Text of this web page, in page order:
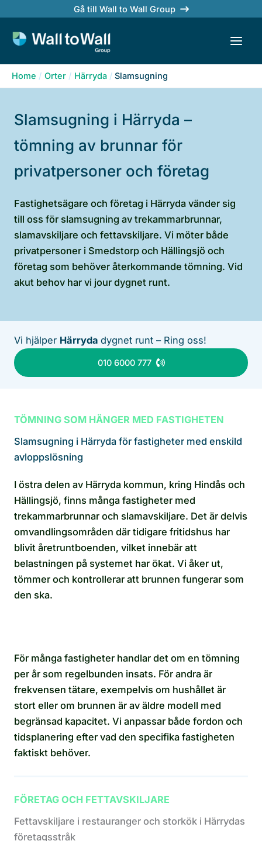
content
Gå till Wall to Wall Group
Home Orter Härryda Slamsugning
Slamsugning i Härryda –
tömning av brunnar för
privatpersoner och företag
Fastighetsägare och företag i Härryda vänder sig
till oss för slamsugning av trekammarbrunnar,
slamavskiljare och fettavskiljare. Vi möter både
privatpersoner i Smedstorp och Hällingsjö och
företag som behöver återkommande tömning. Vid
akut behov har vi jour dygnet runt.
Vi hjälper Härryda dygnet runt – Ring oss!
010 6000 777
TÖMNING SOM HÄNGER MED FASTIGHETEN
Slamsugning i Härryda för fastigheter med enskild
avloppslösning
I östra delen av Härryda kommun, kring Hindås och
Hällingsjö, finns många fastigheter med
trekammarbrunnar och slamavskiljare. Det är delvis
omvandlingsområden där tidigare fritidshus har
blivit åretruntboenden, vilket innebär att
belastningen på systemet har ökat. Vi åker ut,
tömmer och kontrollerar att brunnen fungerar som
den ska.
För många fastigheter handlar det om en tömning
per år som regelbunden insats. För andra är
frekvensen tätare, exempelvis om hushållet är
stort eller om brunnen är av äldre modell med
begränsad kapacitet. Vi anpassar både fordon och
tidsplanering efter vad den specifika fastigheten
faktiskt behöver.
FÖRETAG OCH FETTAVSKILJARE
Fettavskiljare i restauranger och storkök i Härrydas
företagsstråk